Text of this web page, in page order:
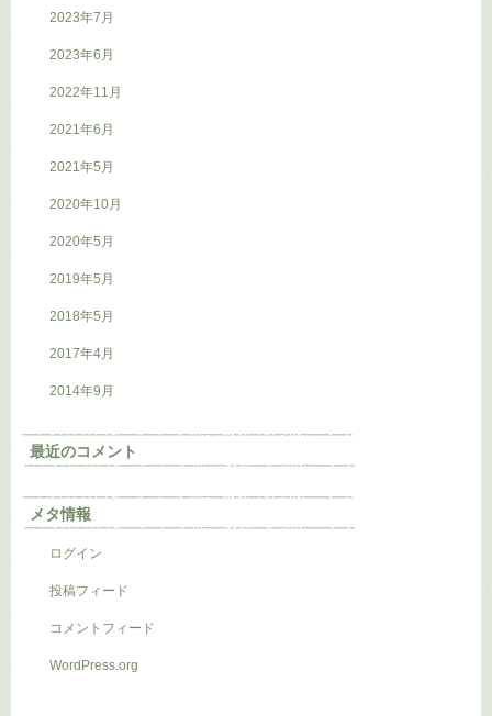
2023年7月
2023年6月
2022年11月
2021年6月
2021年5月
2020年10月
2020年5月
2019年5月
2018年5月
2017年4月
2014年9月
最近のコメント
メタ情報
ログイン
投稿フィード
コメントフィード
WordPress.org